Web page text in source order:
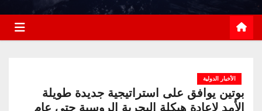
الأخبار الدولية
بوتين يوافق على استراتيجية جديدة طويلة
الأمد لإعادة هيكلة البحرية الروسية حتى عام